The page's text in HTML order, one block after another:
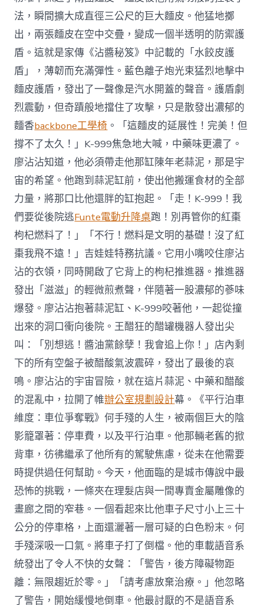
法，瞬間擴大成直徑三公尺的巨大麵皮。他猛地擲
出，兩張麵皮在空中交疊，變成一個半透明的防禦護
盾。這就是家傳《沾醬秘笈》中記載的「水餃皮護
盾」，薄韌而充滿彈性。藍色離子炮光束猛烈地擊中
麵皮護盾，發出了一聲像是汽水開蓋的聲音。護盾劇
烈震動，但奇蹟般地擋住了攻擊，只是散發出濃郁的
麵香backbone工學椅 。「這麵皮的延展性！完美！但
撐不了太久！」K-999焦急地大喊，中藥味更濃了。
廖沾沾知道，他必須帶走他那缸陳年老蒜泥，那是宇
宙的希望。他跑到蒜泥缸前，使出他搬運食材的全部
力量，將那口比他還胖的缸抱起。「走！K-999！我
們要從後院逃Funte電動升降桌跑！別再管你的紅棗
枸杞燃料了！」「不行！燃料是文明的基礎！沒了紅
棗我飛不遠！」吉娃娃特務抗議。它用小嘴咬住廖沾
沾的衣領，同時開啟了它背上的枸杞推進器。推進器
發出「滋滋」的輕微煎煮聲，伴隨著一股濃郁的蔘味
爆發。廖沾沾抱著蒜泥缸、K-999咬著他，一起從撞
出來的洞口衝向後院。王醋狂的醋罐機器人發出尖
叫：「別想逃！醬油黨餘孽！我會追上你！」店內剩
下的所有空盤子被醋酸氣波震碎，發出了最後的哀
鳴。廖沾沾的宇宙冒險，就在這片蒜泥、中藥和醋酸
的混亂中，拉開了帷辦公室規劃設計幕。《平行泊車
維度：車位爭奪戰》何手殘的人生，被兩個巨大的陰
影籠罩著：停車費，以及平行泊車。他那輛老舊的掀
背車，彷彿繼承了他所有的駕駛焦慮，從未在他需要
時提供過任何幫助。今天，他面臨的是城市傳說中最
恐怖的挑戰，一條夾在理髮店與一間專賣金屬雕像的
畫廊之間的窄巷。一個看起來比他車子尺寸小上三十
公分的停車格，上面還灑著一層可疑的白色粉末。何
手殘深吸一口氣。將車子打了倒檔。他的車載語音系
統發出了令人不快的女聲：「警告，後方障礙物距
離：無限趨近於零。」「請考慮放棄治療。」他忽略
了警告，開始緩慢地倒車。他最討厭的不是語音系